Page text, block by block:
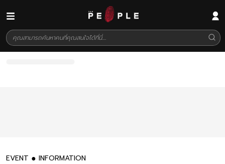
EVENT
INFORMATION